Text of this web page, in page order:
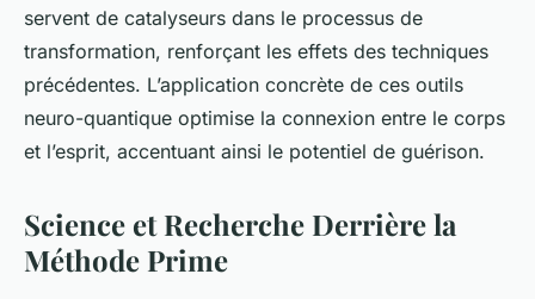
servent de catalyseurs dans le processus de
transformation, renforçant les effets des techniques
précédentes. L’application concrète de ces outils
neuro-quantique optimise la connexion entre le corps
et l’esprit, accentuant ainsi le potentiel de guérison.
Science et Recherche Derrière la
Méthode Prime